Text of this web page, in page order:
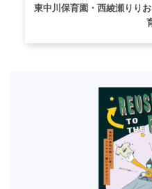
東中川保育園・西綾瀬りり